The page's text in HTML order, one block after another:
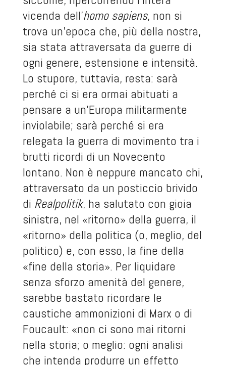
vicenda dell’homo sapiens, non si
trova un’epoca che, più della nostra,
sia stata attraversata da guerre di
ogni genere, estensione e intensità.
Lo stupore, tuttavia, resta: sarà
perché ci si era ormai abituati a
pensare a un’Europa militarmente
inviolabile; sarà perché si era
relegata la guerra di movimento tra i
brutti ricordi di un Novecento
lontano. Non è neppure mancato chi,
attraversato da un posticcio brivido
di Realpolitik, ha salutato con gioia
sinistra, nel «ritorno» della guerra, il
«ritorno» della politica (o, meglio, del
politico) e, con esso, la fine della
«fine della storia». Per liquidare
senza sforzo amenità del genere,
sarebbe bastato ricordare le
caustiche ammonizioni di Marx o di
Foucault: «non ci sono mai ritorni
nella storia; o meglio: ogni analisi
che intenda produrre un effetto